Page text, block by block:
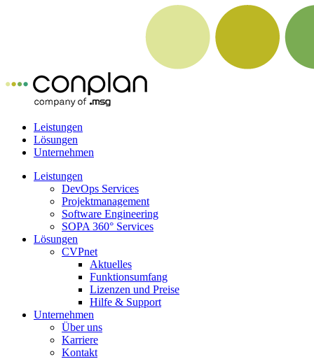
Leistungen
Lösungen
Unternehmen
Leistungen
DevOps Services
Projektmanagement
Software Engineering
SOPA 360° Services
Lösungen
CVPnet
Aktuelles
Funktionsumfang
Lizenzen und Preise
Hilfe & Support
Unternehmen
Über uns
Karriere
Kontakt